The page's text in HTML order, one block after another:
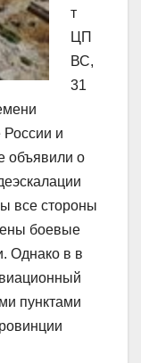
т
ЦП
ВС,
31
России и
объявили о
все стороны
боевые
Однако в в
пунктами